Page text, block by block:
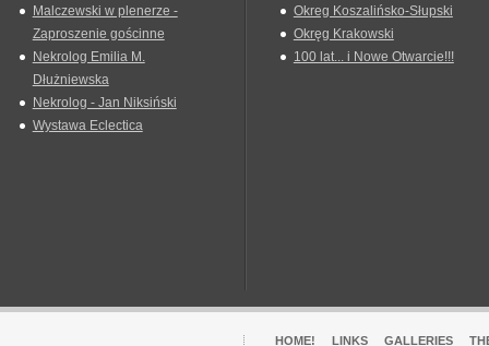
Malczewski w plenerze -
Zaproszenie gościnne
Nekrolog Emilia M.
Dłużniewska
Nekrolog - Jan Niksiński
Wystawa Eclectica
Okreg Koszalińsko-Słupski
Okręg Krakowski
100 lat... i Nowe Otwarcie!!!
HOME! LINKS GALLERIES